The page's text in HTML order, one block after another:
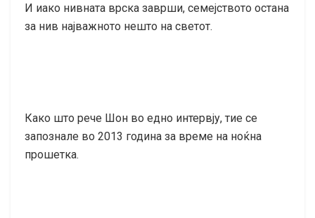
И иако нивната врска заврши, семејството остана
за нив најважното нешто на светот.
Како што рече Шон во едно интервју, тие се
запознале во 2013 година за време на ноќна
прошетка.